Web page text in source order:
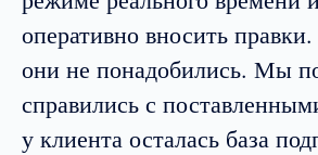
оперативно вносить
они не понадобились. Мы
справились с
у клиента осталась база